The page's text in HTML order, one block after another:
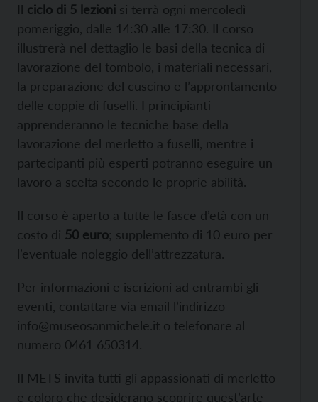
Il ciclo di 5 lezioni si terrà ogni mercoledì
pomeriggio, dalle 14:30 alle 17:30. Il corso
illustrerà nel dettaglio le basi della tecnica di
lavorazione del tombolo, i materiali necessari,
la preparazione del cuscino e l’approntamento
delle coppie di fuselli. I principianti
apprenderanno le tecniche base della
lavorazione del merletto a fuselli, mentre i
partecipanti più esperti potranno eseguire un
lavoro a scelta secondo le proprie abilità.
Il corso è aperto a tutte le fasce d’età con un
costo di 50 euro; supplemento di 10 euro per
l’eventuale noleggio dell’attrezzatura.
Per informazioni e iscrizioni ad entrambi gli
eventi, contattare via email l’indirizzo
info@museosanmichele.it o telefonare al
numero 0461 650314.
Il METS invita tutti gli appassionati di merletto
e coloro che desiderano scoprire quest’arte